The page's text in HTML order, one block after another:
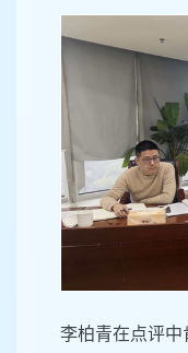
李柏青在点评中